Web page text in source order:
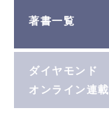
著書一覧
ダイヤモンド
オンライン連載